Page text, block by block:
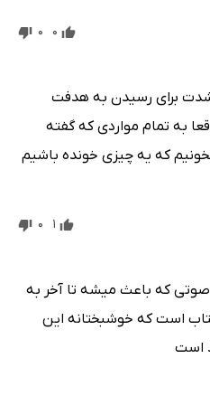
0
0
برای رسیدن به هدفت
به تمام مواردی که گفته
که یه چیزی خونده باشیم
1
0
صوتی که باعث میشه تا آخر به
است که خوشبختانه این
است